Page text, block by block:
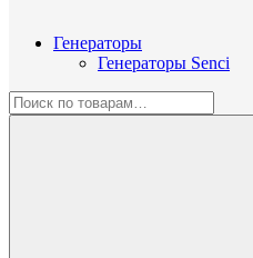
Генераторы
Генераторы Senci